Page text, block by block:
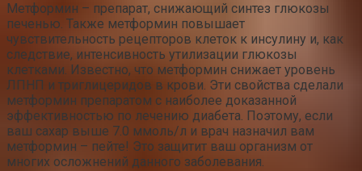
Метформин – препарат, снижающий синтез глюкозы
печенью. Также метформин повышает
чувствительность рецепторов клеток к инсулину и, как
следствие, интенсивность утилизации глюкозы
клетками. Известно, что метформин снижает уровень
ЛПНП и триглицеридов в крови. Эти свойства сделали
метформин препаратом с наиболее доказанной
эффективностью по лечению диабета. Поэтому, если
ваш сахар выше 7.0 ммоль/л и врач назначил вам
метформин – пейте! Это защитит ваш организм от
многих осложнений данного заболевания.